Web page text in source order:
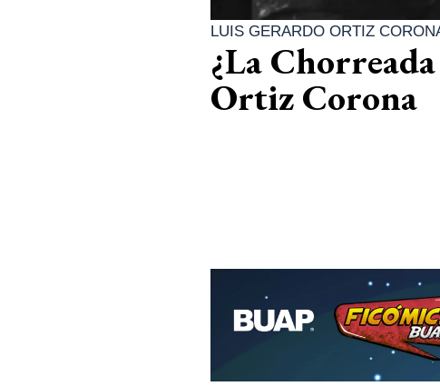
LUIS GERARDO ORTIZ
¿La
Ortiz Corona